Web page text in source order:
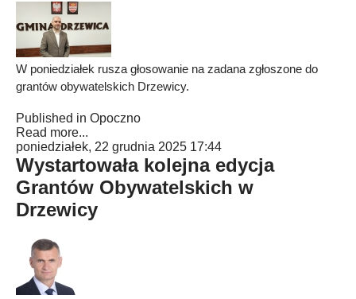
W poniedziałek rusza głosowanie na zadana zgłoszone do
grantów obywatelskich Drzewicy.
Published in Opoczno
Read more...
poniedziałek, 22 grudnia 2025 17:44
Wystartowała kolejna edycja
Grantów Obywatelskich w
Drzewicy